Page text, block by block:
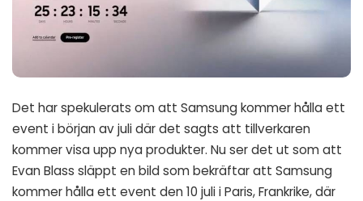
Det har spekulerats om att Samsung kommer hålla ett
event i början av juli där det sagts att tillverkaren
kommer visa upp nya produkter. Nu ser det ut som att
Evan Blass släppt en bild som bekräftar att Samsung
kommer hålla ett event den 10 juli i Paris, Frankrike, där